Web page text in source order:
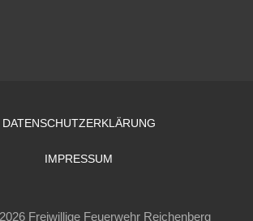
DATENSCHUTZERKLÄRUNG
IMPRESSUM
Freiwillige Feuerwehr Reichenberg